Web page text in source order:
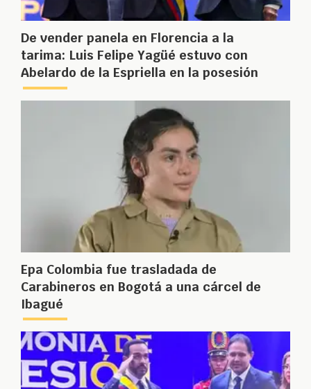
De vender panela en Florencia a la
tarima: Luis Felipe Yagüé estuvo con
Abelardo de la Espriella en la posesión
Epa Colombia fue trasladada de
Carabineros en Bogotá a una cárcel de
Ibagué